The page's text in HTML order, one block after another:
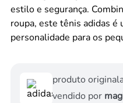
estilo e segurança.
roupa, este tênis adidas é
personalidade para os
produto original
vendido por